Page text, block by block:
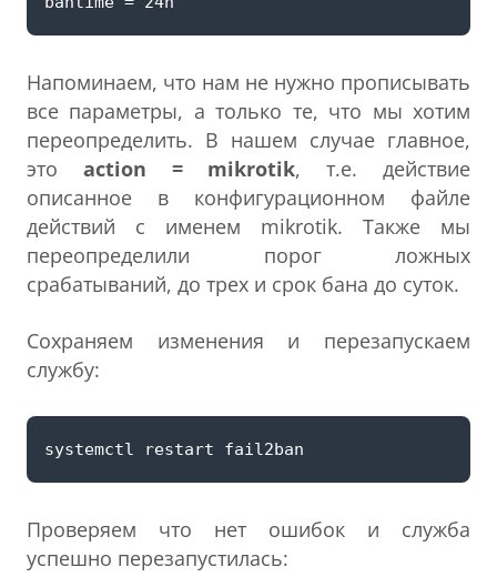
Напоминаем, что нам не нужно прописывать
все параметры, а только те, что мы хотим
переопределить. В нашем случае главное,
это action = mikrotik, т.е. действие
описанное в конфигурационном файле
действий с именем mikrotik. Также мы
переопределили порог ложных
срабатываний, до трех и срок бана до суток.
Сохраняем изменения и перезапускаем
службу:
Проверяем что нет ошибок и служба
успешно перезапустилась: